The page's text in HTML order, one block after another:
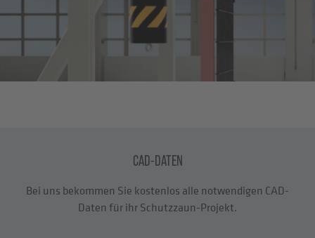
CAD-DATEN
Bei uns bekommen Sie kostenlos alle notwendigen CAD-
Daten für ihr Schutzzaun-Projekt.